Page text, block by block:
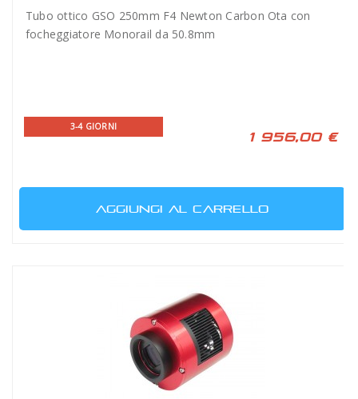
Tubo ottico GSO 250mm F4 Newton Carbon Ota con
focheggiatore Monorail da 50.8mm
3-4 GIORNI
1 956,00 €
AGGIUNGI AL CARRELLO